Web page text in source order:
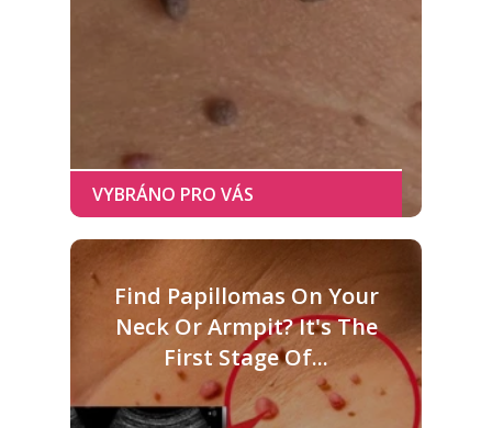
Find Papillomas On Your
Neck Or Armpit? It's The
First Stage Of...